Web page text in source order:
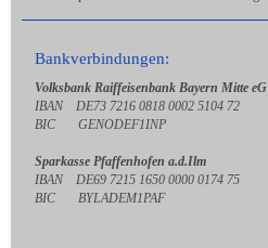
Bankverbindungen:
Volksbank Raiffeisenbank Bayern Mitte eG
IBAN DE73 7216 0818 0002 5104 72
BIC GENODEF1INP
Sparkasse Pfaffenhofen a.d.Ilm
IBAN DE69 7215 1650 0000 0174 75
BIC BYLADEM1PAF